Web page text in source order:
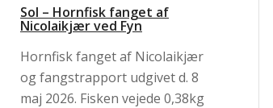
Sol – Hornfisk fanget af
Nicolaikjær ved Fyn
Hornfisk fanget af Nicolaikjær
og fangstrapport udgivet d. 8
maj 2026. Fisken vejede 0,38kg